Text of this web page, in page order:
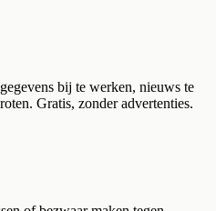
bij te werken, nieuws te
Gratis, zonder advertenties.